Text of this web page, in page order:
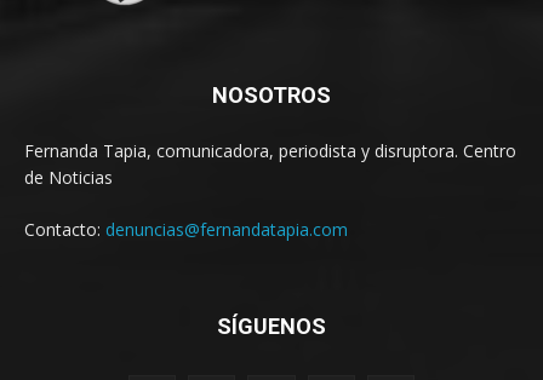
NOSOTROS
Fernanda Tapia, comunicadora, periodista y disruptora. Centro
de Noticias
Contacto: denuncias@fernandatapia.com
SÍGUENOS